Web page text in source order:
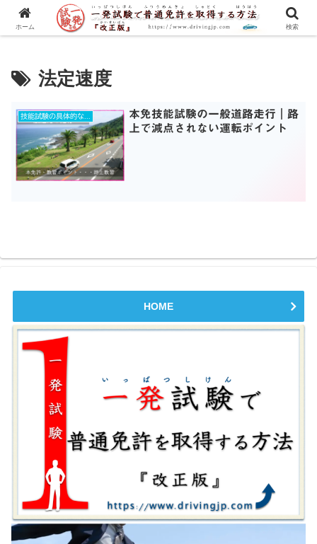
一発試験の流れから合格のコツまで、徹底解説！
法定速度
技能試験の具体的な練習ポイントとは？
本免技能試験の一般道路走行｜路
上で減点されない運転ポイント
HOME
ホーム 検索